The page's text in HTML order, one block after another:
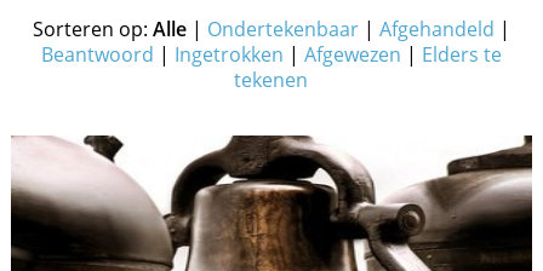
Sorteren op: Alle| Ondertekenbaar| Afgehandeld |
Beantwoord | Ingetrokken | Afgewezen | Elders te
tekenen